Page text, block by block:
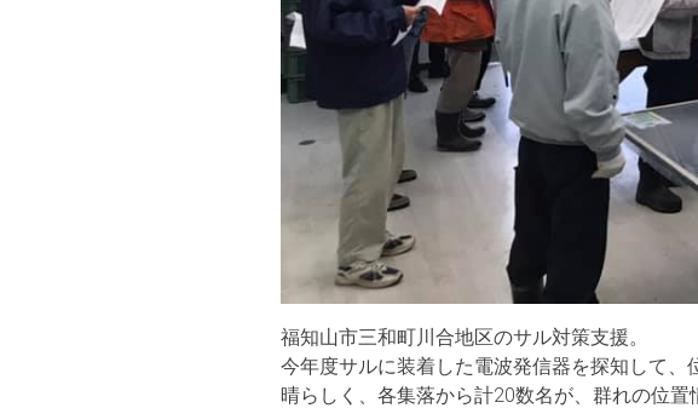
福知山市三和町川合地区のサル対策支援。
今年度サルに装着した電波発信器を探知して
晴らしく、各集落から計20数名が、群れの位